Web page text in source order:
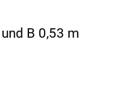
B 0,53 m